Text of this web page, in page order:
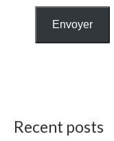
Envoyer
Recent posts